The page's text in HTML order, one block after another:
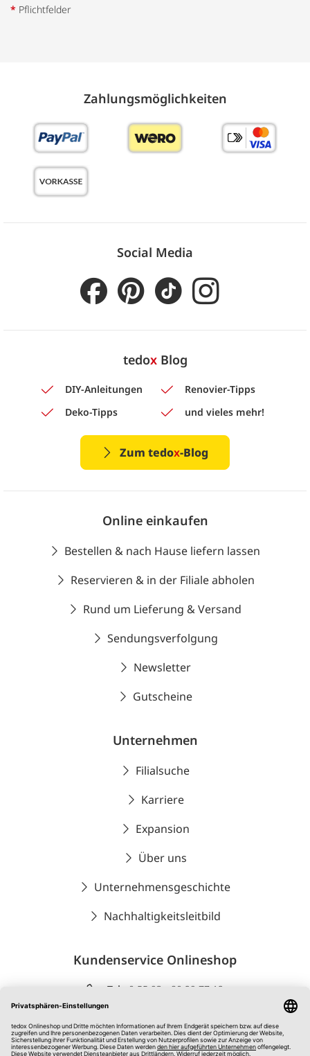
* Pflichtfelder
Zahlungs­möglich­keiten
Social Media
tedoxBlog
DIY-Anleitungen
Renovier-Tipps
Deko-Tipps
und vieles mehr!
Zum tedox-Blog
Online einkaufen
Bestellen & nach Hause liefern lassen
Reservieren & in der Filiale abholen
Rund um Lieferung & Versand
Sendungsverfolgung
Newsletter
Gutscheine
Unternehmen
Filialsuche
Karriere
Expansion
Über uns
Unternehmensgeschichte
Nachhaltigkeitsleitbild
Kundenservice Onlineshop
Tel.: 0 55 93 - 80 29 77 12
MO-FR: 09:00 Uhr bis 16:30 Uhr